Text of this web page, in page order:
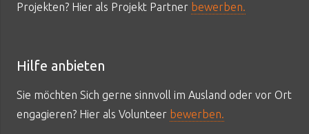
Projekten? Hier als Projekt Partner bewerben.
Hilfe anbieten
Sie möchten Sich gerne sinnvoll im Ausland oder vor Ort
engagieren? Hier als Volunteer bewerben.